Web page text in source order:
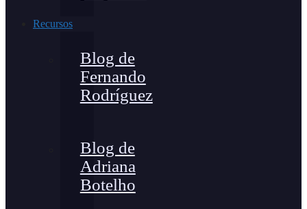
Recursos
Blog de
Fernando
Rodríguez
Blog de
Adriana
Botelho